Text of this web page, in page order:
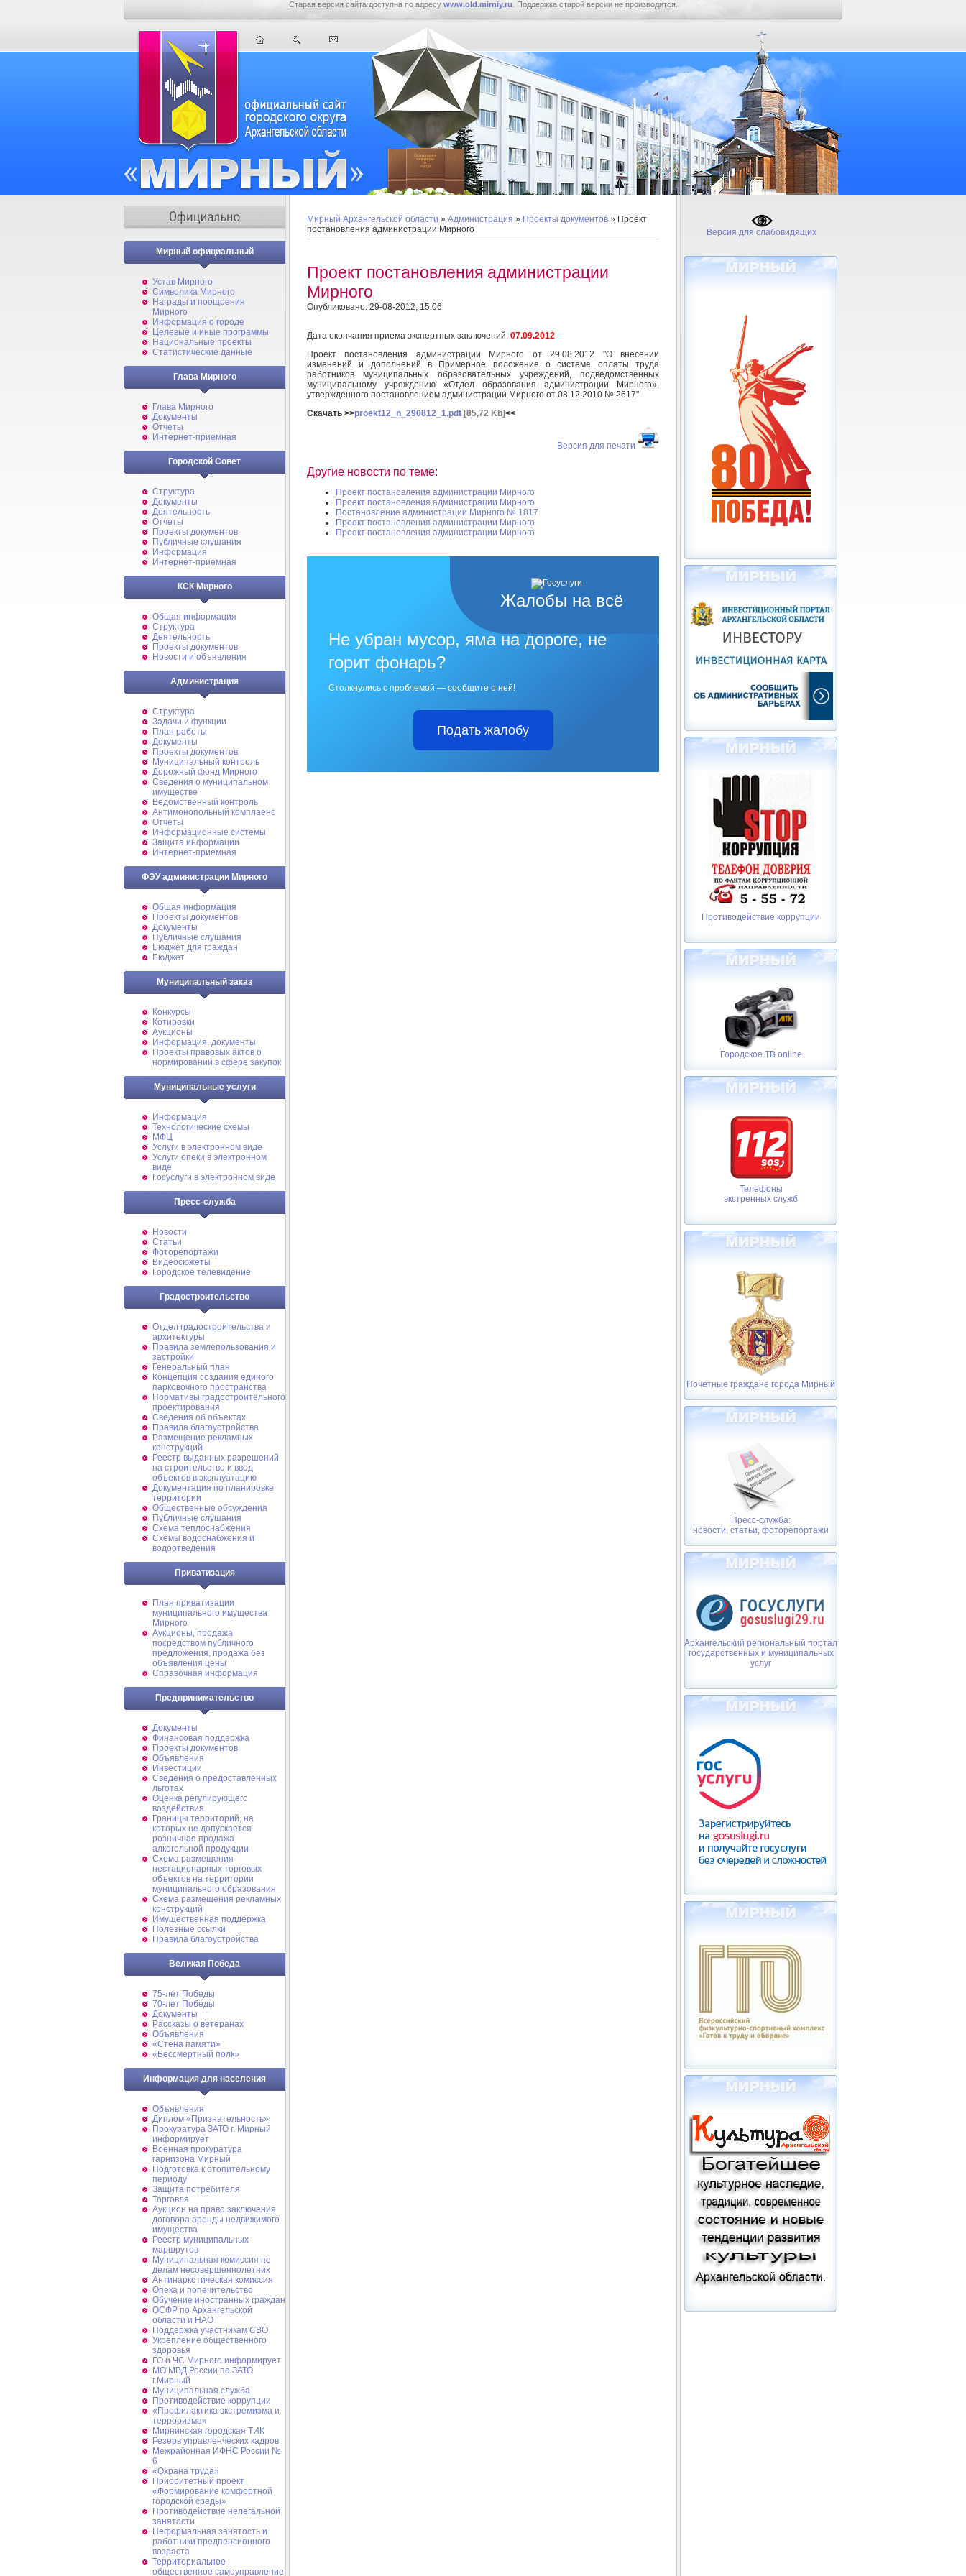
Старая версия сайта доступна по адресу www.old.mirniy.ru . Поддержка старой версии не производится.
Мирный официальный
Устав Мирного
Символика Мирного
Награды и поощрения
Мирного
Информация о городе
Целевые и иные программы
Национальные проекты
Статистические данные
Глава Мирного
Глава Мирного
Документы
Отчеты
Интернет-приемная
Городской Совет
Структура
Документы
Деятельность
Отчеты
Проекты документов
Публичные слушания
Информация
Интернет-приемная
КСК Мирного
Общая информация
Структура
Деятельность
Проекты документов
Новости и объявления
Администрация
Структура
Задачи и функции
План работы
Документы
Проекты документов
Муниципальный контроль
Дорожный фонд Мирного
Cведения о муниципальном
имуществе
Ведомственный контроль
Антимонопольный комплаенс
Отчеты
Информационные системы
Защита информации
Интернет-приемная
ФЭУ администрации Мирного
Общая информация
Проекты документов
Документы
Публичные слушания
Бюджет для граждан
Бюджет
Муниципальный заказ
Конкурсы
Котировки
Аукционы
Информация, документы
Проекты правовых актов о
нормировании в сфере закупок
Муниципальные услуги
Информация
Технологические схемы
МФЦ
Услуги в электронном виде
Услуги опеки в электронном
виде
Госуслуги в электронном виде
Пресс-служба
Новости
Статьи
Фоторепортажи
Видеосюжеты
Городское телевидение
Градостроительство
Отдел градостроительства и
архитектуры
Правила землепользования и
застройки
Генеральный план
Концепция создания единого
парковочного пространства
Нормативы градостроительного
проектирования
Сведения об объектах
Правила благоустройства
Размещение рекламных
конструкций
Реестр выданных разрешений
на строительство и ввод
объектов в эксплуатацию
Документация по планировке
территории
Общественные обсуждения
Публичные слушания
Схема теплоснабжения
Схемы водоснабжения и
водоотведения
Приватизация
План приватизации
муниципального имущества
Мирного
Аукционы, продажа
посредством публичного
предложения, продажа без
объявления цены
Справочная информация
Предпринимательство
Документы
Финансовая поддержка
Проекты документов
Объявления
Инвестиции
Сведения о предоставленных
льготах
Оценка регулирующего
воздействия
Границы территорий, на
которых не допускается
розничная продажа
алкогольной продукции
Схема размещения
нестационарных торговых
объектов на территории
муниципального образования
Схема размещения рекламных
конструкций
Имущественная поддержка
Полезные ссылки
Правила благоустройства
Великая Победа
75-лет Победы
70-лет Победы
Документы
Рассказы о ветеранах
Объявления
«Стена памяти»
«Бессмертный полк»
Информация для населения
Объявления
Диплом «Признательность»
Прокуратура ЗАТО г. Мирный
информирует
Военная прокуратура
гарнизона Мирный
Подготовка к отопительному
периоду
Защита потребителя
Торговля
Аукцион на право заключения
договора аренды недвижимого
имущества
Реестр муниципальных
маршрутов
Муниципальная комиссия по
делам несовершеннолетних
Антинаркотическая комиссия
Опека и попечительство
Обучение иностранных граждан
ОСФР по Архангельской
области и НАО
Поддержка участникам СВО
Укрепление общественного
здоровья
ГО и ЧС Мирного информирует
МО МВД России по ЗАТО
г.Мирный
Муниципальная cлужба
Противодействие коррупции
«Профилактика экстремизма и
терроризма»
Мирнинская городская ТИК
Резерв управленческих кадров
Межрайонная ИФНС России №
6
«Охрана труда»
Приоритетный проект
«Формирование комфортной
городской среды»
Противодействие нелегальной
занятости
Неформальная занятость и
работники предпенсионного
возраста
Территориальное
общественное самоуправление
Мирный Архангельской области » Администрация » Проекты документов » Проект
постановления администрации Мирного
Проект постановления администрации
Мирного
Опубликовано: 29-08-2012, 15:06
Дата окончания приема экспертных заключений: 07.09.2012
Проект постановления администрации Мирного от 29.08.2012 "О внесении
изменений и дополнений в Примерное положение о системе оплаты труда
работников муниципальных образовательных учреждений, подведомственных
муниципальному учреждению «Отдел образования администрации Мирного»,
утвержденного постановлением администрации Мирного от 08.12.2010 № 2617"
Скачать >>proekt12_n_290812_1.pdf [85,72 Kb]<<
Версия для печати
Другие новости по теме:
Проект постановления администрации Мирного
Проект постановления администрации Мирного
Постановление администрации Мирного № 1817
Проект постановления администрации Мирного
Проект постановления администрации Мирного
Жалобы на всё
Не убран мусор, яма на дороге, не
горит фонарь?
Столкнулись с проблемой — сообщите о ней!
Подать жалобу
Версия для слабовидящих
Противодействие коррупции
Городское ТВ online
Телефоны
экстренных служб
Почетные граждане города Мирный
Пресс-служба:
новости, статьи, фоторепортажи
Архангельский региональный портал
государственных и муниципальных
услуг